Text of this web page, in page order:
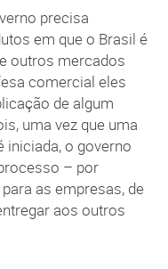
precisa
em que o Brasil é
outros mercados
comercial eles
de algum
uma vez que uma
iniciada, o governo
– por
as empresas, de
aos outros